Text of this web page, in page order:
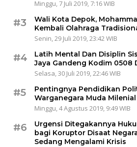
Minggu, 7 Juli 2019, 7:16 WIB
#3
Wali Kota Depok,
Kembali Olahraga
Senin, 29 Juli 2019, 23:42 WIB
#4
Latih Mental Dan Disiplin
Jaya Gandeng Kodim 0508
Selasa, 30 Juli 2019, 22:46 WIB
#5
Pentingnya Pendidikan
Warganegara Muda Milenial
Minggu, 4 Agustus 2019, 9:49 WIB
#6
Urgensi Ditegakannya
bagi Koruptor Disaat
Sedang Mengalami Krisis